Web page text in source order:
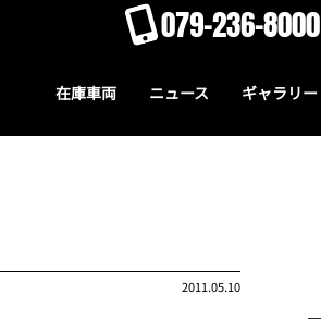
079-236-8000
在庫車両 ニュース ギャラリー
2011.05.10